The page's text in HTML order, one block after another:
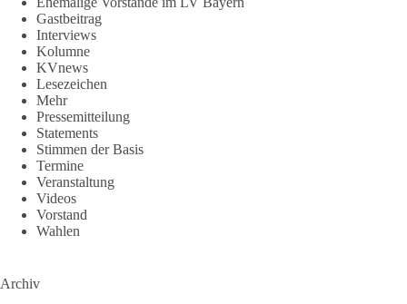
Gastbeitrag
Interviews
Kolumne
KVnews
Lesezeichen
Mehr
Pressemitteilung
Statements
Stimmen der Basis
Termine
Veranstaltung
Videos
Vorstand
Wahlen
Archiv